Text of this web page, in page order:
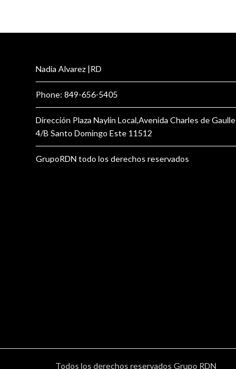
Nadia Alvarez |RD
Phone: 849-656-5405
Dirección Plaza Naylin Local,Avenida Charles de Gaulle
4/B Santo Domingo Este 11512
GrupoRDN todo los derechos reservados
Todos los derechos reservados Grupo RDN